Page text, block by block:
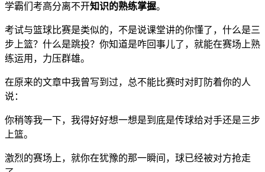
学霸们考高分离不开知识的熟练掌握。
考试与篮球比赛是类似的，不是说课堂讲的你懂了，什么是三
步上篮？什么是跳投？你知道是咋回事儿了，就能在赛场上熟
练运用，力压群雄。
在原来的文章中我曾写到过，总不能比赛时对盯防着你的人
说：
你稍等我一下，我得好好想一想是到底是传球给对手还是三步
上篮。
激烈的赛场上，就你在犹豫的那一瞬间，球已经被对方抢走